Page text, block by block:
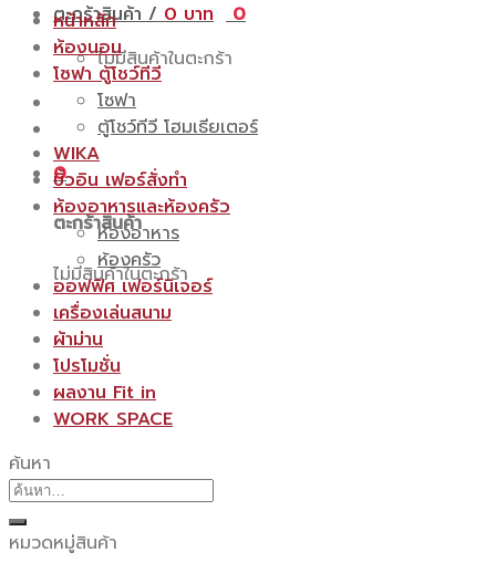
ตะกร้าสินค้า /0
0
ไม่มีสินค้าในตะกร้า
0
ตะกร้าสินค้า
ไม่มีสินค้าในตะกร้า
หน้าหลัก
ห้องนอน
โซฟา ตู้โชว์ทีวี
โซฟา
ตู้โชว์ทีวี โฮมเธียเตอร์
WIKA
บิ้วอิน เฟอร์สั่งทำ
ห้องอาหารและห้องครัว
ห้องอาหาร
ห้องครัว
ออฟฟิศ เฟอร์นิเจอร์
เครื่องเล่นสนาม
ผ้าม่าน
โปรโมชั่น
ผลงาน Fit in
WORK SPACE
ค้นหา
ค้นหา:
หมวดหมู่สินค้า